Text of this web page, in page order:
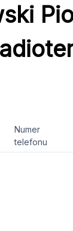
Numer
telefonu